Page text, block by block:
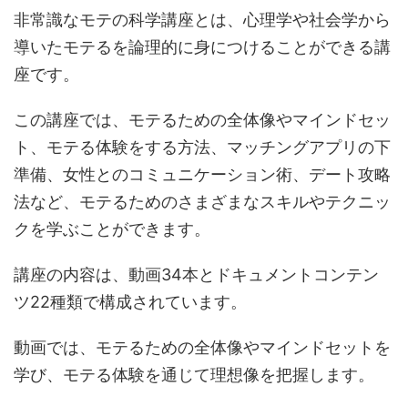
非常識なモテの科学講座とは、心理学や社会学から
導いたモテるを論理的に身につけることができる講
座です。
この講座では、モテるための全体像やマインドセッ
ト、モテる体験をする方法、マッチングアプリの下
準備、女性とのコミュニケーション術、デート攻略
法など、モテるためのさまざまなスキルやテクニッ
クを学ぶことができます。
講座の内容は、動画34本とドキュメントコンテン
ツ22種類で構成されています。
動画では、モテるための全体像やマインドセットを
学び、モテる体験を通じて理想像を把握します。